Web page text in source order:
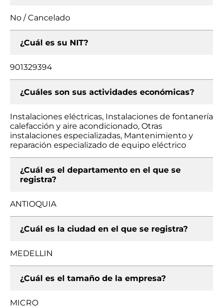
No / Cancelado
¿Cuál es su NIT?
901329394
¿Cuáles son sus actividades económicas?
Instalaciones eléctricas, Instalaciones de fontanería
calefacción y aire acondicionado, Otras
instalaciones especializadas, Mantenimiento y
reparación especializado de equipo eléctrico
¿Cuál es el departamento en el que se
registra?
ANTIOQUIA
¿Cuál es la ciudad en el que se registra?
MEDELLIN
¿Cuál es el tamaño de la empresa?
MICRO